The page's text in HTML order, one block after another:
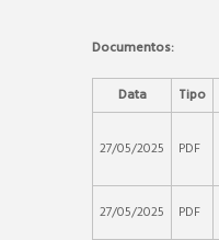
Documentos:
Data Tipo
27/05/2025 PDF
27/05/2025
PDF